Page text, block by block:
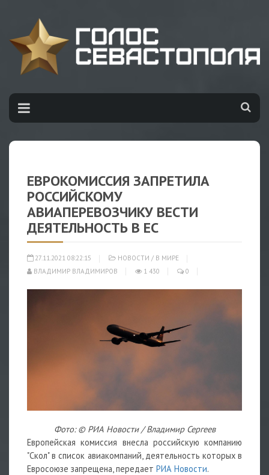
ЕВРОКОМИССИЯ ЗАПРЕТИЛА
РОССИЙСКОМУ
АВИАПЕРЕВОЗЧИКУ ВЕСТИ
ДЕЯТЕЛЬНОСТЬ В ЕС
27.11.2021 08:22:15 НОВОСТИ / В МИРЕ
ВЛАДИМИР ВЛАДИМИРОВ
1 430 0
Фото: © РИА Новости / Владимир Сергеев
Европейская комиссия внесла российскую компанию
"Скол" в список авиакомпаний, деятельность которых в
Евросоюзе запрещена, передает РИА Новости.